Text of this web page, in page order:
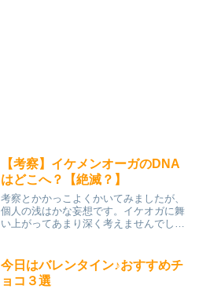
【考察】イケメンオーガのDNA
はどこへ？【絶滅？】
考察とかかっこよくかいてみましたが、
個人の浅はかな妄想です。イケオガに舞
い上がってあまり深く考えませんでした
るのに現代には見当たりません。グレン
から電車（電車ゆーな。大...
今日はバレンタイン♪おすすめチ
ョコ３選